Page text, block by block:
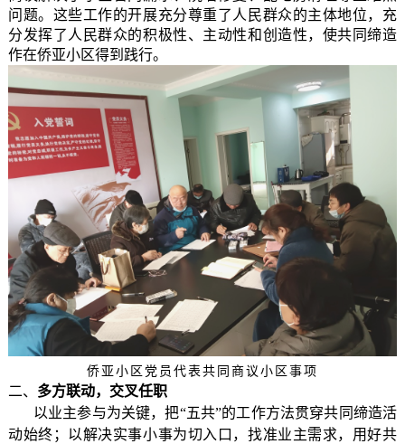
问题。这些工作的开展充分尊重了人民群众的主体地位，充
分发挥了人民群众的积极性、主动性和创造性，使共同缔造
作在侨亚小区得到践行。
侨亚小区党员代表共同商议小区事项
二、 多方联动，交叉任职
以业主参与为关键，把“五共”的工作方法贯穿共同缔造活
动始终；以解决实事小事为切入口，找准业主需求，用好共